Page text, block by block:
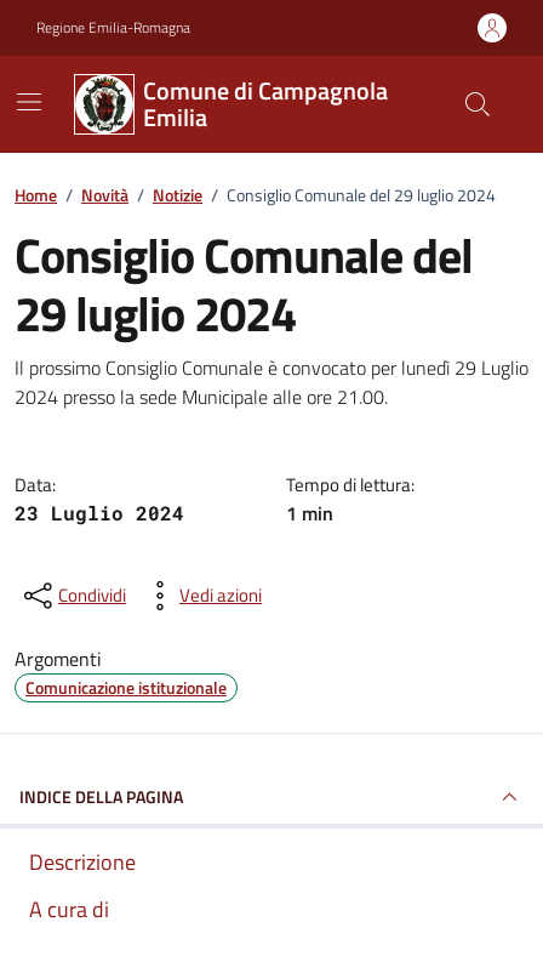
Regione Emilia-Romagna
Comune di Campagnola
Emilia
Home / Novità / Notizie / Consiglio Comunale del 29 luglio 2024
Consiglio Comunale del
29 luglio 2024
Dettagli della notizia
Il prossimo Consiglio Comunale è convocato per lunedì 29 Luglio
2024 presso la sede Municipale alle ore 21.00.
Data:
23 Luglio 2024
Tempo di lettura:
1 min
Condividi Vedi azioni
Argomenti
Comunicazione istituzionale
INDICE DELLA PAGINA
Descrizione
A cura di